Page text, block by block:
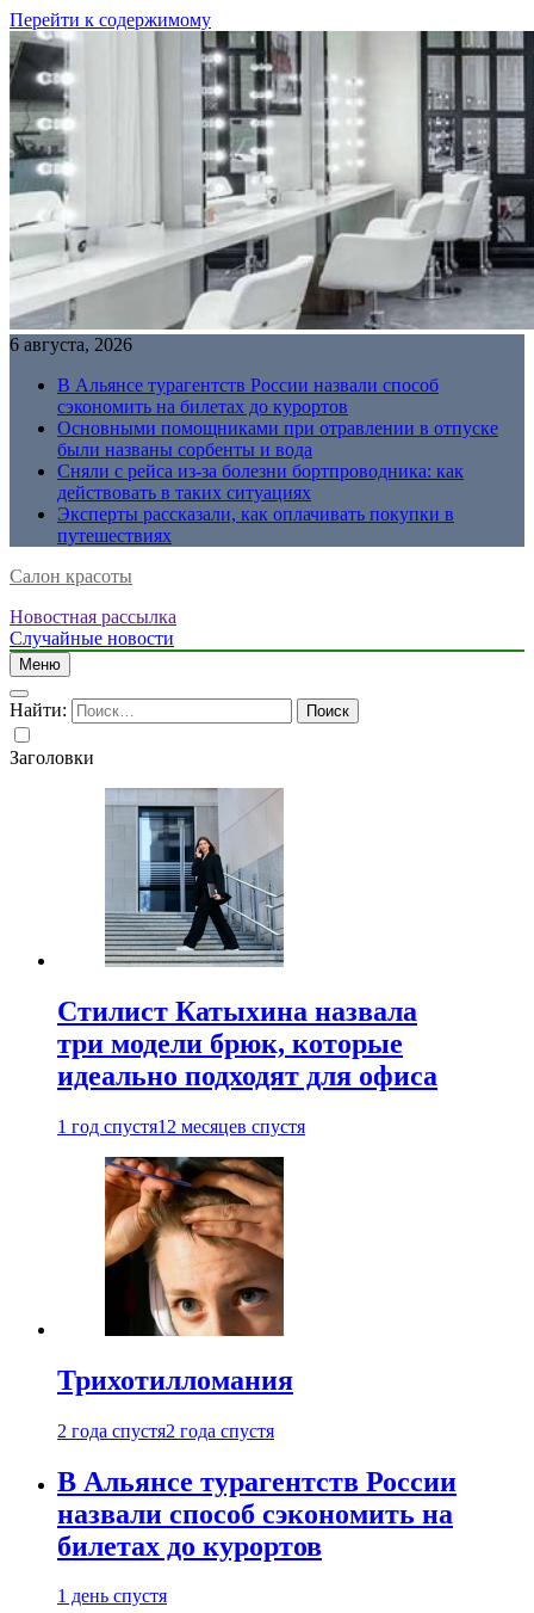
Перейти к содержимому
6 августа, 2026
В Альянсе турагентств России назвали способ
сэкономить на билетах до курортов
Основными помощниками при отравлении в отпуске
были названы сорбенты и вода
Сняли с рейса из-за болезни бортпроводника: как
действовать в таких ситуациях
Эксперты рассказали, как оплачивать покупки в
путешествиях
Салон красоты
Новостная рассылка
Случайные новости
Меню
Найти:
Заголовки
Стилист Катыхина назвала
три модели брюк, которые
идеально подходят для офиса
1 год спустя12 месяцев спустя
Трихотилломания
2 года спустя2 года спустя
В Альянсе турагентств России
назвали способ сэкономить на
билетах до курортов
1 день спустя